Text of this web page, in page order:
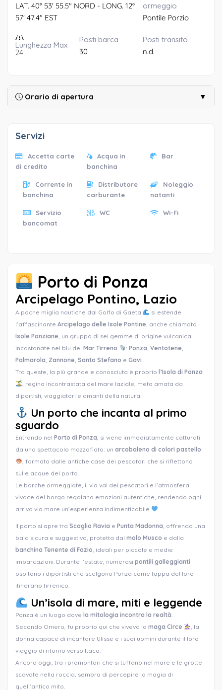
LAT. 40° 53' 55.5" NORD - LONG. 12°
57' 47.4" EST
ormeggio
Pontile Porzio
Lunghezza Max
24
Posti barca
30
Posti transito
n.d.
Orario di apertura ▼
Servizi
Accetta carte
di credito
Acqua in
banchina
Bar
Corrente in
banchina
Distributore
carburante
Noleggio
natanti
Servizio
bancomat
WC Wi-Fi
Porto di Ponza
Arcipelago Pontino, Lazio
A poche miglia nautiche dal Golfo di Gaeta
si estende
l’affascinante Arcipelago delle Isole Pontine , anche chiamato
Isole Ponziane , un gruppo di sei gemme di origine vulcanica
incastonate nel blu del Mar Tirreno : Ponza Ventotene
Palmarola Zannone Santo Stefano e Gavi
Tra queste, la più grande e conosciuta è proprio l’Isola di Ponza
, regina incontrastata del mare laziale, meta amata da
diportisti, viaggiatori e amanti della natura.
Un porto che incanta al primo
sguardo
Entrando nel Porto di Ponza , si viene immediatamente catturati
da uno spettacolo mozzafiato: un arcobaleno di colori pastello
, formato dalle antiche case dei pescatori che si riflettono
sulle acque del porto.
Le barche ormeggiate, il via vai dei pescatori e l’atmosfera
vivace del borgo regalano emozioni autentiche, rendendo ogni
arrivo via mare un’esperienza indimenticabile
Il porto si apre tra Scoglio Ravia e Punta Madonna , offrendo una
baia sicura e suggestiva, protetta dal molo Musco e dalla
banchina Tenente di Fazio , ideali per piccole e medie
imbarcazioni. Durante l’estate, numerosi pontili galleggianti
ospitano i diportisti che scelgono Ponza come tappa del loro
itinerario tirrenico.
Un’isola di mare, miti e leggende
Ponza è un luogo dove la mitologia incontra la realtà
Secondo Omero, fu proprio qui che viveva la maga Circe
, la
donna capace di incantare Ulisse e i suoi uomini durante il loro
viaggio di ritorno verso Itaca.
Ancora oggi, tra i promontori che si tuffano nel mare e le grotte
scavate nella roccia, sembra di percepire la magia di
quell’antico mito.